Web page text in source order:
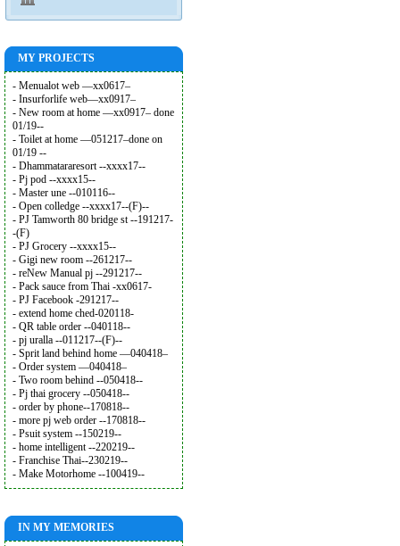
MY PROJECTS
- Menualot web —xx0617–
- Insurforlife web—xx0917–
- New room at home —xx0917– done
01/19--
- Toilet at home —051217–done on
01/19 --
- Dhammatararesort --xxxx17--
- Pj pod --xxxx15--
- Master une --010116--
- Open colledge --xxxx17--(F)--
- PJ Tamworth 80 bridge st --191217-
-(F)
- PJ Grocery --xxxx15--
- Gigi new room --261217--
- reNew Manual pj --291217--
- Pack sauce from Thai -xx0617-
- PJ Facebook -291217--
- extend home ched-020118-
- QR table order --040118--
- pj uralla --011217--(F)--
- Sprit land behind home —040418–
- Order system —040418–
- Two room behind --050418--
- Pj thai grocery --050418--
- order by phone--170818--
- more pj web order --170818--
- Psuit system --150219--
- home intelligent --220219--
- Franchise Thai--230219--
- Make Motorhome --100419--
IN MY MEMORIES